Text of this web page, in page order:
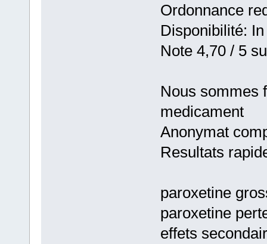
Ordonnance
Disponibilité:
Note 4,70 / 5
Nous sommes
medicament
Anonymat
Resultats
paroxetine
paroxetine
effets